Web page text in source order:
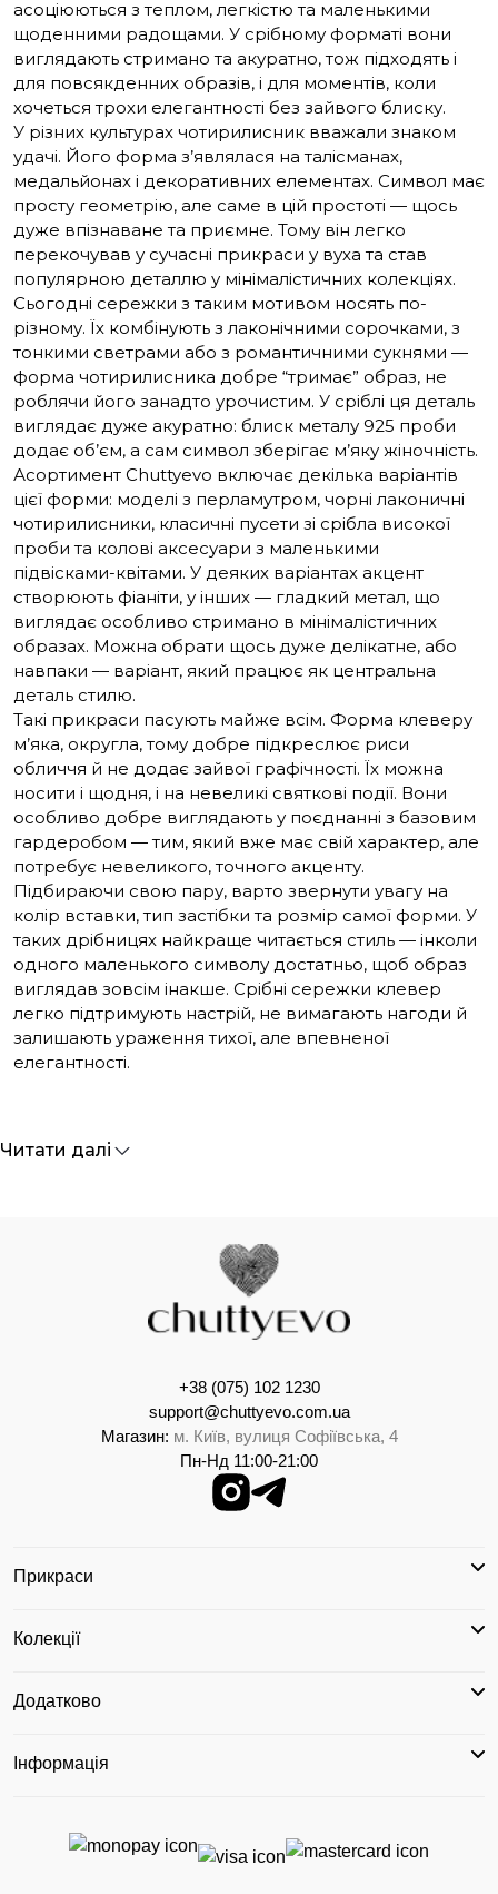
асоціюються з теплом, легкістю та маленькими
щоденними радощами. У срібному форматі вони
виглядають стримано та акуратно, тож підходять і
для повсякденних образів, і для моментів, коли
хочеться трохи елегантності без зайвого блиску.
У різних культурах чотирилисник вважали знаком
удачі. Його форма з’являлася на талісманах,
медальйонах і декоративних елементах. Символ має
просту геометрію, але саме в цій простоті — щось
дуже впізнаване та приємне. Тому він легко
перекочував у сучасні прикраси у вуха та став
популярною деталлю у мінімалістичних колекціях.
Сьогодні сережки з таким мотивом носять по-
різному. Їх комбінують з лаконічними сорочками, з
тонкими светрами або з романтичними сукнями —
форма чотирилисника добре “тримає” образ, не
роблячи його занадто урочистим. У сріблі ця деталь
виглядає дуже акуратно: блиск металу 925 проби
додає об’єм, а сам символ зберігає м’яку жіночність.
Асортимент Chuttyevo включає декілька варіантів
цієї форми: моделі з перламутром, чорні лаконичні
чотирилисники, класичні пусети зі срібла високої
проби та колові аксесуари з маленькими
підвісками-квітами. У деяких варіантах акцент
створюють фіаніти, у інших — гладкий метал, що
виглядає особливо стримано в мінімалістичних
образах. Можна обрати щось дуже делікатне, або
навпаки — варіант, який працює як центральна
деталь стилю.
Такі прикраси пасують майже всім. Форма клеверу
м’яка, округла, тому добре підкреслює риси
обличчя й не додає зайвої графічності. Їх можна
носити і щодня, і на невеликі святкові події. Вони
особливо добре виглядають у поєднанні з базовим
гардеробом — тим, який вже має свій характер, але
потребує невеликого, точного акценту.
Підбираючи свою пару, варто звернути увагу на
колір вставки, тип застібки та розмір самої форми. У
таких дрібницях найкраще читається стиль — інколи
одного маленького символу достатньо, щоб образ
виглядав зовсім інакше. Срібні сережки клевер
легко підтримують настрій, не вимагають нагоди й
залишають ураження тихої, але впевненої
елегантності.
Читати далі
+38 (075) 102 1230
support@chuttyevo.com.ua
Магазин: м. Київ, вулиця Софіївська, 4
Пн-Нд 11:00-21:00
Прикраси
Колекції
Додатково
Інформація